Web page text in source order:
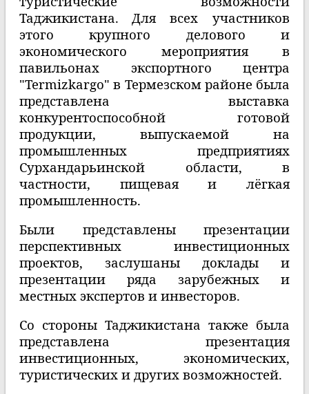
Таджикистана.
Для всех участников
этого крупного делового и
экономического мероприятия в
павильонах экспортного центра
"Termizkargo" в Термезском районе была
представлена выставка
конкурентоспособной готовой
продукции, выпускаемой на
промышленных предприятиях
Сурхандарьинской области, в
частности, пищевая и лёгкая
промышленность.
Были представлены презентации
перспективных инвестиционных
проектов, заслушаны доклады и
презентации ряда зарубежных и
местных экспертов и инвесторов.
Со стороны Таджикистана также была
представлена презентация
инвестиционных, экономических,
туристических и других возможностей.